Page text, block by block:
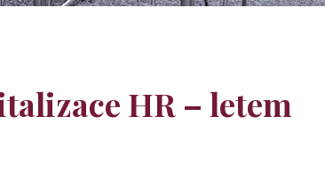
HR – letem